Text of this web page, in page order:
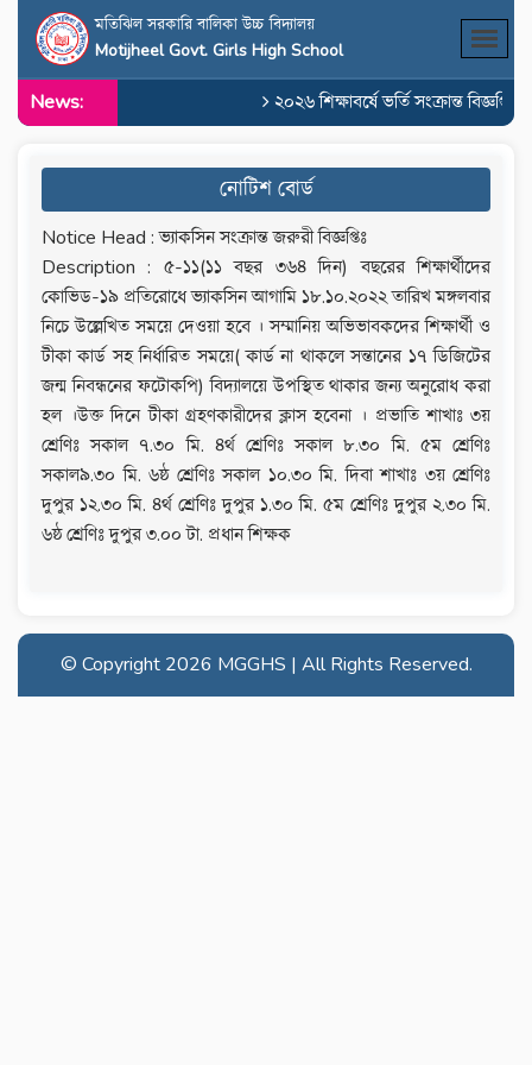
মতিঝিল সরকারি বালিকা উচ্চ বিদ্যালয়
Motijheel Govt. Girls High School
News: ২০২৬ শিক্ষাবর্ষে ভর্তি সংক্রান্ত বিজ্ঞপ্তি
নোটিশ বোর্ড
Notice Head : ভ্যাকসিন সংক্রান্ত জরুরী বিজ্ঞপ্তিঃ
Description : ৫-১১(১১ বছর ৩৬৪ দিন) বছরের শিক্ষার্থীদের
কোভিড-১৯ প্রতিরোধে ভ্যাকসিন আগামি ১৮.১০.২০২২ তারিখ মঙ্গলবার
নিচে উল্লেখিত সময়ে দেওয়া হবে । সম্মানিয় অভিভাবকদের শিক্ষার্থী ও
টীকা কার্ড সহ নির্ধারিত সময়ে( কার্ড না থাকলে সন্তানের ১৭ ডিজিটের
জন্ম নিবন্ধনের ফটোকপি) বিদ্যালয়ে উপস্থিত থাকার জন্য অনুরোধ করা
হল ।উক্ত দিনে টীকা গ্রহণকারীদের ক্লাস হবেনা । প্রভাতি শাখাঃ ৩য়
শ্রেণিঃ সকাল ৭.৩০ মি. ৪র্থ শ্রেণিঃ সকাল ৮.৩০ মি. ৫ম শ্রেণিঃ
সকাল৯.৩০ মি. ৬ষ্ঠ শ্রেণিঃ সকাল ১০.৩০ মি. দিবা শাখাঃ ৩য় শ্রেণিঃ
দুপুর ১২.৩০ মি. ৪র্থ শ্রেণিঃ দুপুর ১.৩০ মি. ৫ম শ্রেণিঃ দুপুর ২.৩০ মি.
৬ষ্ঠ শ্রেণিঃ দুপুর ৩.০০ টা. প্রধান শিক্ষক
© Copyright 2026 MGGHS | All Rights Reserved.